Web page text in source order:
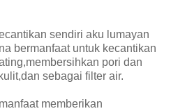
sendiri aku lumayan
bermanfaat untuk kecantikan
pori dan
sebagai filter air.
memberikan